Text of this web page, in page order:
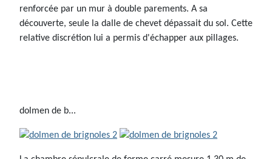
renforcée par un mur à double parements. A sa
découverte, seule la dalle de chevet dépassait du sol. Cette
relative discrétion lui a permis d'échapper aux pillages.
dolmen de b...